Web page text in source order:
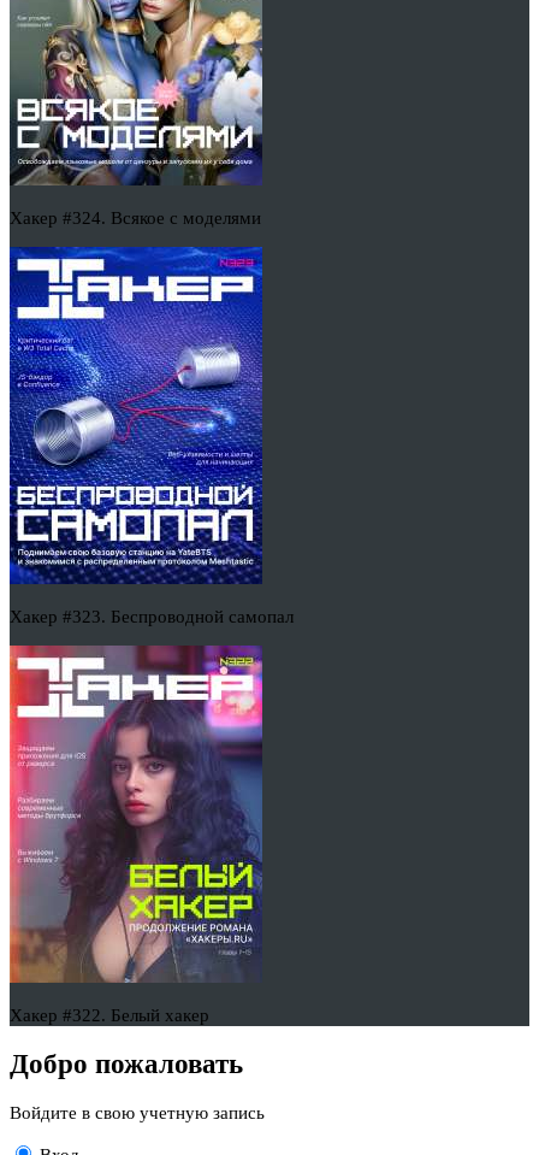
Хакер #324. Всякое с моделями
Хакер #323. Беспроводной самопал
Хакер #322. Белый хакер
Добро пожаловать
Войдите в свою учетную запись